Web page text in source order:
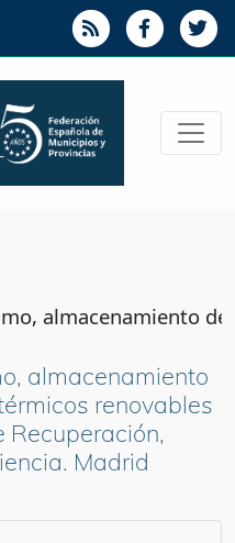
almacenamiento
almacenamiento
renovables
Recuperación,
Madrid